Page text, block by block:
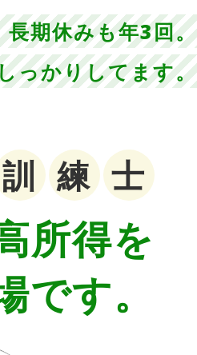
長期休みも年3回。
っかりしてます。
訓 練 士
所得を
です。